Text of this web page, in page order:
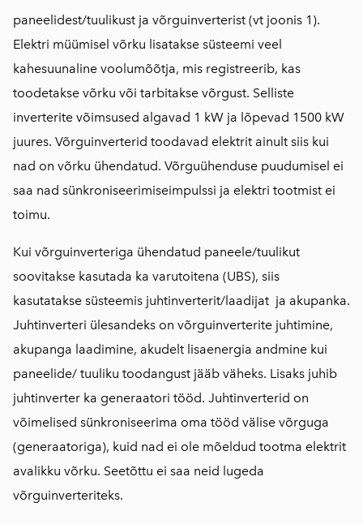
paneelidest/tuulikust ja võrguinverterist (vt joonis 1).
Elektri müümisel võrku lisatakse süsteemi veel
kahesuunaline voolumõõtja, mis registreerib, kas
toodetakse võrku või tarbitakse võrgust. Selliste
inverterite võimsused algavad 1 kW ja lõpevad 1500 kW
juures. Võrguinverterid toodavad elektrit ainult siis kui
nad on võrku ühendatud. Võrguühenduse puudumisel ei
saa nad sünkroniseerimiseimpulssi ja elektri tootmist ei
toimu.
Kui võrguinverteriga ühendatud paneele/tuulikut
soovitakse kasutada ka varutoitena (UBS), siis
kasutatakse süsteemis juhtinverterit/laadijat ja akupanka.
Juhtinverteri ülesandeks on võrguinverterite juhtimine,
akupanga laadimine, akudelt lisaenergia andmine kui
paneelide/ tuuliku toodangust jääb väheks. Lisaks juhib
juhtinverter ka generaatori tööd. Juhtinverterid on
võimelised sünkroniseerima oma tööd välise võrguga
(generaatoriga), kuid nad ei ole mõeldud tootma elektrit
avalikku võrku. Seetõttu ei saa neid lugeda
võrguinverteriteks.